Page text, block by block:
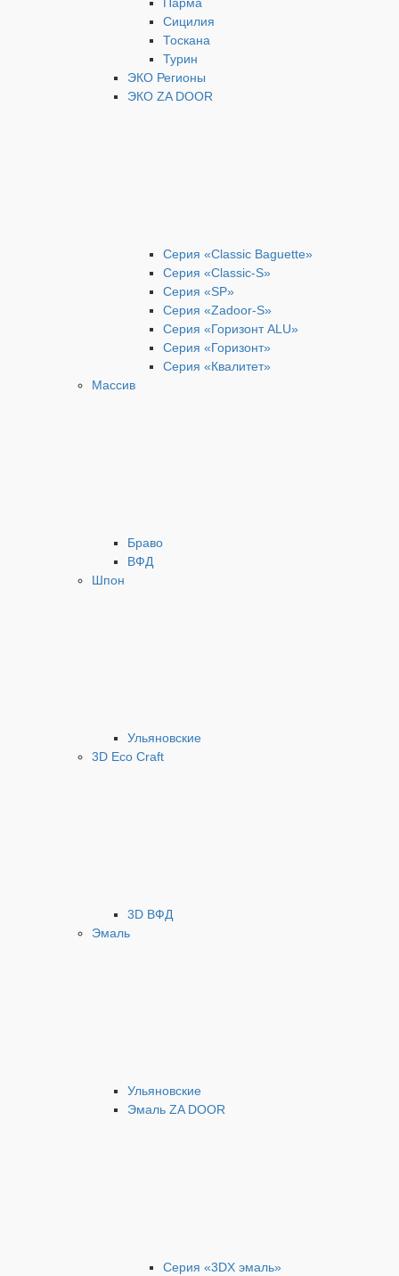
Парма
Сицилия
Тоскана
Турин
ЭКО Регионы
ЭКО ZA DOOR
Серия «Classic Baguette»
Серия «Classic-S»
Серия «SP»
Серия «Zadoor-S»
Серия «Горизонт ALU»
Серия «Горизонт»
Серия «Квалитет»
Массив
Браво
ВФД
Шпон
Ульяновские
3D Eco Craft
3D ВФД
Эмаль
Ульяновские
Эмаль ZA DOOR
Серия «3DX эмаль»